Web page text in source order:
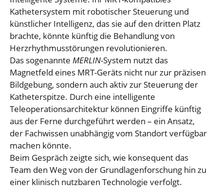
Kathetersystem mit robotischer Steuerung und
künstlicher Intelligenz, das sie auf den dritten Platz
brachte, könnte künftig die Behandlung von
Herzrhythmusstörungen revolutionieren.
Das sogenannte MERLIN-System nutzt das
Magnetfeld eines MRT-Geräts nicht nur zur präzisen
Bildgebung, sondern auch aktiv zur Steuerung der
Katheterspitze. Durch eine intelligente
Teleoperationsarchitektur können Eingriffe künftig
aus der Ferne durchgeführt werden – ein Ansatz,
der Fachwissen unabhängig vom Standort verfügbar
machen könnte.
Beim Gespräch zeigte sich, wie konsequent das
Team den Weg von der Grundlagenforschung hin zu
einer klinisch nutzbaren Technologie verfolgt.